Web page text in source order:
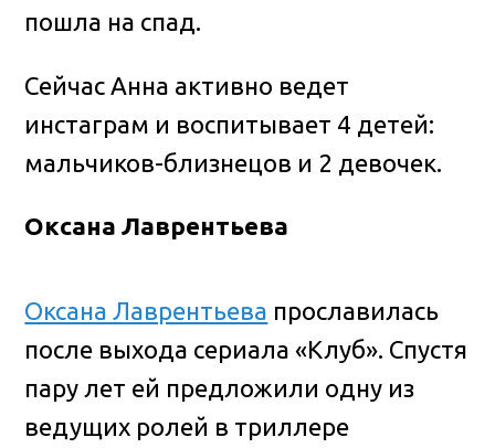
пошла на спад.
Сейчас Анна активно ведет
инстаграм и воспитывает 4 детей:
мальчиков-близнецов и 2 девочек.
Оксана Лаврентьева
Оксана Лаврентьева прославилась
после выхода сериала «Клуб». Спустя
пару лет ей предложили одну из
ведущих ролей в триллере